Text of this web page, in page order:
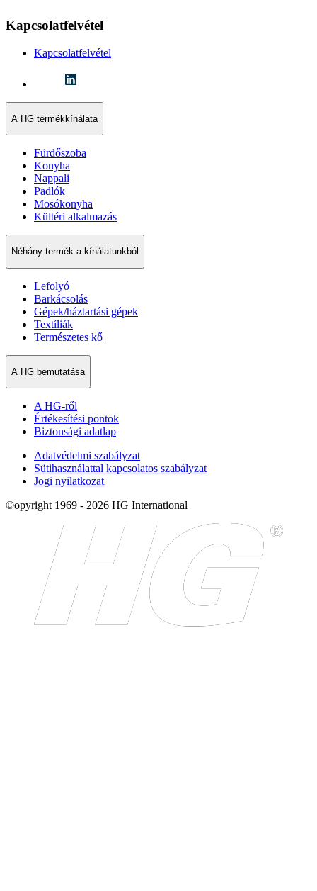
Kapcsolatfelvétel
Kapcsolatfelvétel
A HG termékkínálata
Fürdőszoba
Konyha
Nappali
Padlók
Mosókonyha
Kültéri alkalmazás
Néhány termék a kínálatunkból
Lefolyó
Barkácsolás
Gépek/háztartási gépek
Textíliák
Természetes kő
A HG bemutatása
A HG-ről
Értékesítési pontok
Biztonsági adatlap
Adatvédelmi szabályzat
Sütihasználattal kapcsolatos szabályzat
Jogi nyilatkozat
©opyright 1969 - 2026 HG International